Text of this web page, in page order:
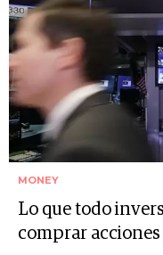
MONEY
Lo que todo
comprar